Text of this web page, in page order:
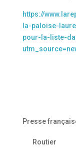
https://
la-paloise-
pour-la-liste-
Presse
Routier